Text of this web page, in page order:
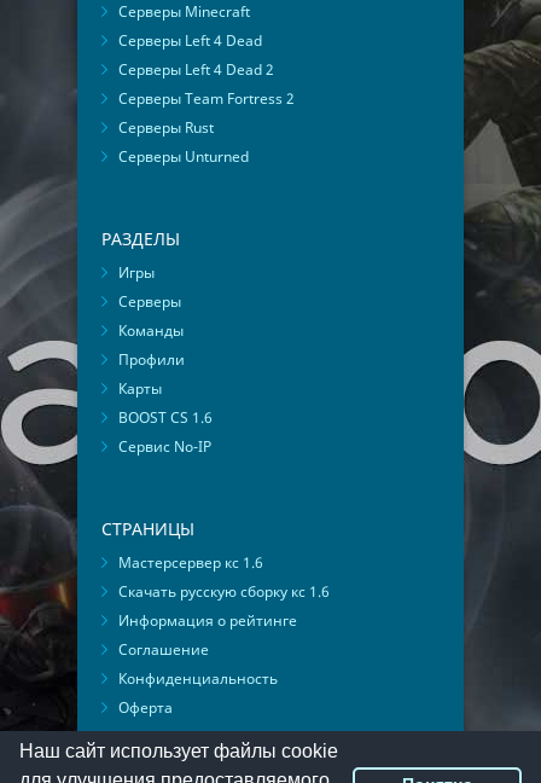
Серверы Minecraft
Серверы Left 4 Dead
Серверы Left 4 Dead 2
Серверы Team Fortress 2
Серверы Rust
Серверы Unturned
РАЗДЕЛЫ
Игры
Серверы
Команды
Профили
Карты
BOOST CS 1.6
Сервис No-IP
СТРАНИЦЫ
Мастерсервер кс 1.6
Скачать русскую сборку кс 1.6
Информация о рейтинге
Соглашение
Конфиденциальность
Оферта
Мониторинг ВКонтакте
Наш сайт использует файлы cookie